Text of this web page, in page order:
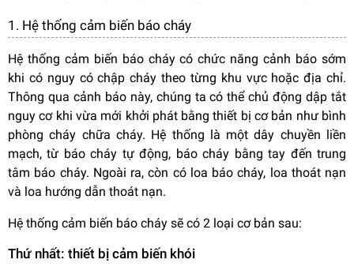
1. Hệ thống cảm biến báo cháy
Hệ thống cảm biến báo cháy có chức năng cảnh báo sớm
khi có nguy có chập cháy theo từng khu vực hoặc địa chỉ.
Thông qua cảnh báo này, chúng ta có thể chủ động dập tắt
nguy cơ khi vừa mới khởi phát bằng thiết bị cơ bản như bình
phòng cháy chữa cháy. Hệ thống là một dây chuyền liền
mạch, từ báo cháy tự động, báo cháy bằng tay đến trung
tâm báo cháy. Ngoài ra, còn có loa báo cháy, loa thoát nạn
và loa hướng dẫn thoát nạn.
Hệ thống cảm biến báo cháy sẽ có 2 loại cơ bản sau:
Thứ nhất: thiết bị cảm biến khói